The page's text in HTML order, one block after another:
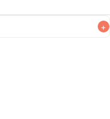
+
るべくお早めにお召